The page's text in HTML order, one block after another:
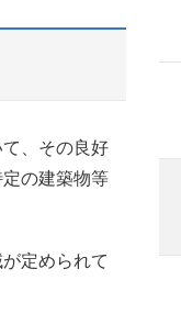
、その良好
の建築物等
定められて